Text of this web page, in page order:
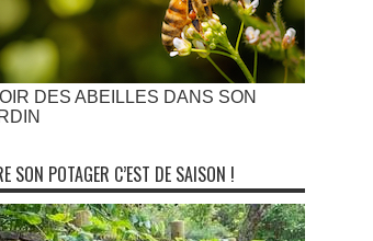
DES ABEILLES DANS SON
SON POTAGER C’EST DE SAISON !